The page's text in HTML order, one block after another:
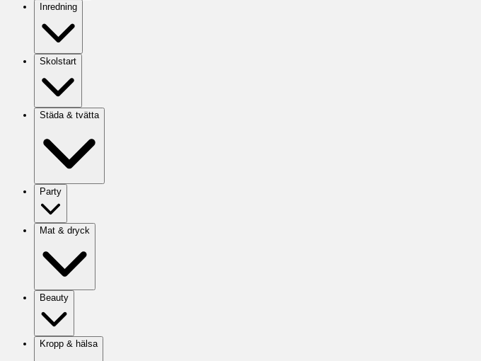
Inredning
Skolstart
Städa & tvätta
Party
Mat & dryck
Beauty
Kropp & hälsa